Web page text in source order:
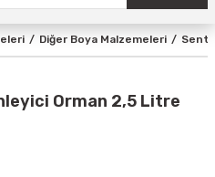
Diğer Boya Malzemeleri
Orman 2,5 Litre